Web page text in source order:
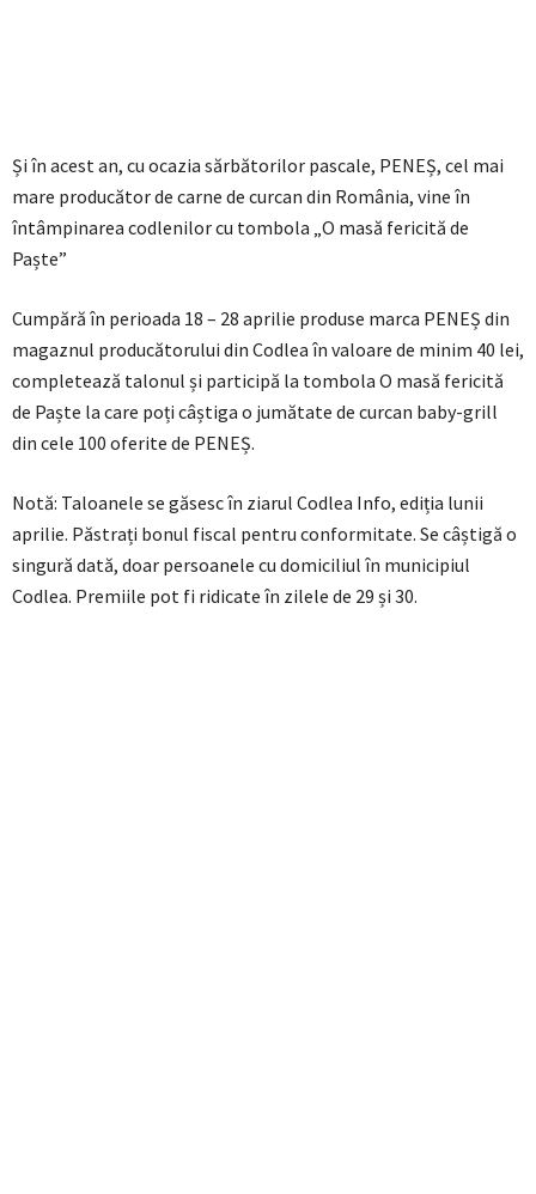
Și în acest an, cu ocazia sărbătorilor pascale, PENEȘ, cel mai
mare producător de carne de curcan din România, vine în
întâmpinarea codlenilor cu tombola „O masă fericită de
Paște”
Cumpără în perioada 18 – 28 aprilie produse marca PENEȘ din
magaznul producătorului din Codlea în valoare de minim 40 lei,
completează talonul și participă la tombola O masă fericită
de Paște la care poți câștiga o jumătate de curcan baby-grill
din cele 100 oferite de PENEȘ.
Notă: Taloanele se găsesc în ziarul Codlea Info, ediția lunii
aprilie. Păstrați bonul fiscal pentru conformitate. Se câștigă o
singură dată, doar persoanele cu domiciliul în municipiul
Codlea. Premiile pot fi ridicate în zilele de 29 și 30.